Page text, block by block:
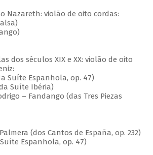
Nazareth: violão de oito cordas:
dos séculos XIX e XX: violão de oito
Suíte Espanhola, op. 47)
Suíte Ibéria)
– Fandango (das Tres Piezas
(dos Cantos de España, op. 232)
Espanhola, op. 47)